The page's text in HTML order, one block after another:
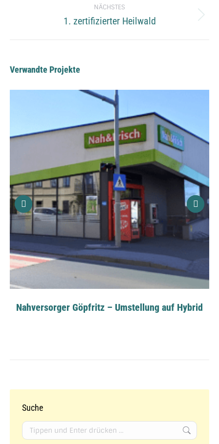
NÄCHSTES
Next
1. zertifizierter Heilwald
Verwandte Projekte
Nahversorger Göpfritz – Umstellung auf Hybrid
Suche
Search: